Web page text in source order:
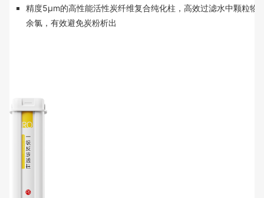
精度5μm的高性能活性炭纤维复合纯化柱，高效过滤水中颗粒物
余氯，有效避免炭粉析出